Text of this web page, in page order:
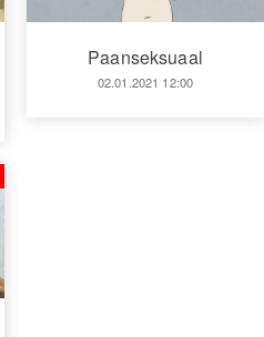
Paanseksuaal
02.01.2021 12:00